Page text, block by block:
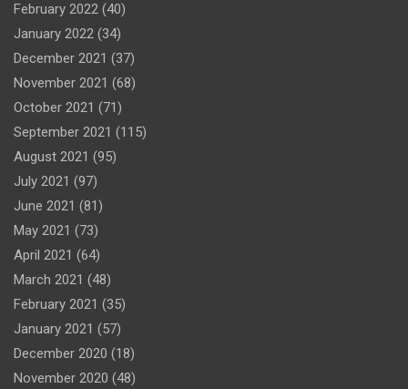
February 2022 (40)
January 2022 (34)
December 2021 (37)
November 2021 (68)
October 2021 (71)
September 2021 (115)
August 2021 (95)
July 2021 (97)
June 2021 (81)
May 2021 (73)
April 2021 (64)
March 2021 (48)
February 2021 (35)
January 2021 (57)
December 2020 (18)
November 2020 (48)